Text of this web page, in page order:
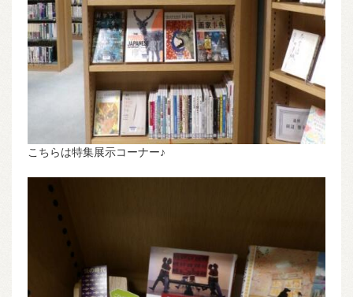
こちらは特集展示コーナー♪